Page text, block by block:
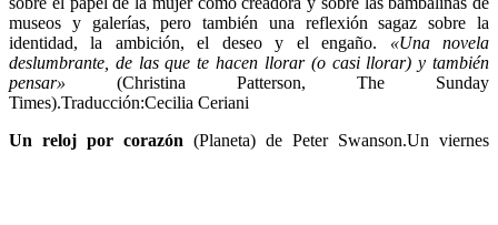
museos y galerías, pero también una reflexión sagaz sobre la
identidad, la ambición, el deseo y el engaño. «Una novela
deslumbrante, de las que te hacen llorar (o casi llorar) y también
pensar» (Christina Patterson, The Sunday
Times).Traducción:Cecilia Ceriani
Un reloj por corazón (Planeta) de Peter Swanson.Un viernes